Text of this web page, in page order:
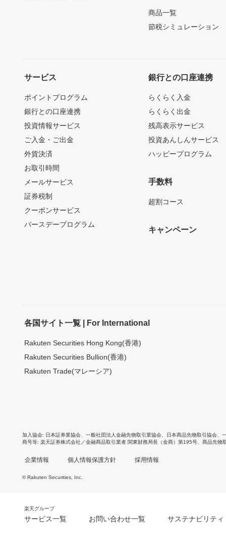
商品一覧
節税シミュレーション
サービス
ポイントプログラム
銀行との口座連携
投資情報サービス
ご入金・ご出金
外貨決済
お取引時間
メールサービス
証券税制
クーポンサービス
バースデープログラム
銀行との口座連携
らくらく入金
らくらく出金
残高表示サービス
投資あんしんサービス
ハッピープログラム
手数料
超割コース
キャンペーン
各国サイト一覧 | For International
Rakuten Securities Hong Kong(香港)
Rakuten Securities Bullion(香港)
Rakuten Trade(マレーシア)
加入協会 日本証券業協会 一般社団法人金融先物取引業協会 日本商品先物取引協会
商号等 楽天証券株式会社／金融商品取引業者 関東財務局長（金商）第195号、商品先物
企業情報 個人情報保護方針 採用情報
© Rakuten Securities, Inc.
楽天グループ
サービス一覧 お問い合わせ一覧 サステナビリティ